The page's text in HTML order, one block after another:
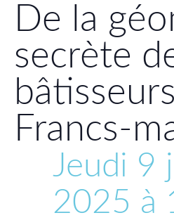
De la
secrète
Francs-
Jeudi 9
2025 à